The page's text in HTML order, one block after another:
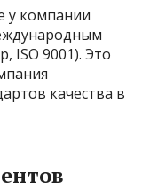
у компании
ISO 9001). Это
качества в